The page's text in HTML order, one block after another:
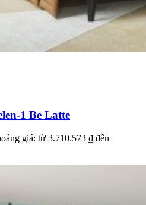
1 Be Latte
giá: từ 3.710.573 ₫ đến